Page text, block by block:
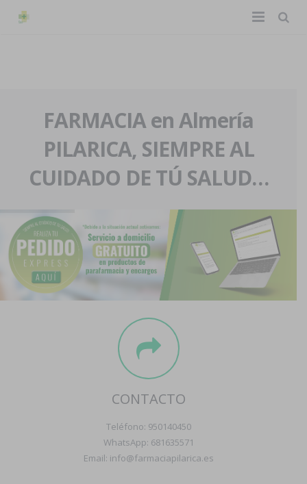
La farmacia
Nuestra historia
Nuestro equipo
Eventos
Servicios y reservas
Pedidos express
Blog
Contacto
Boletín
FARMACIA en Almería
PILARICA, SIEMPRE AL
CUIDADO DE TÚ SALUD…
CONTACTO
Teléfono: 950140450
WhatsApp: 681635571
Email: info@farmaciapilarica.es